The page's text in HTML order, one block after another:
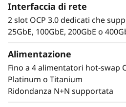
Lenovo ThinkSystem
fino a 344 core CPU e
larghezza di banda di
tecnologia PCIe Gen5
tra gli slot di espansione
SR860 V4 supporta 4 slot
Supporta fino a quattro
Interfaccia di rete
2 slot OCP 3.0 dedicati che
25GbE, 100GbE, 200GbE o
Alimentazione
Fino a 4 alimentatori hot-swap
Platinum o Titanium
Ridondanza N+N supportata